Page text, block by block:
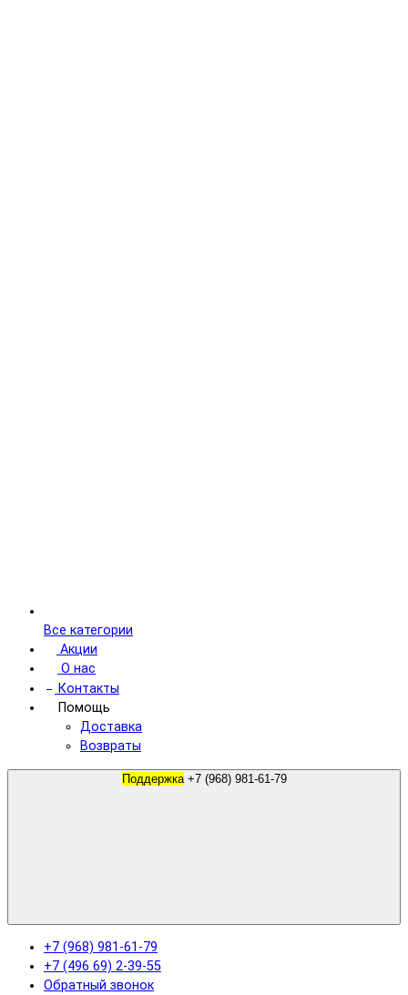
Все категории
Акции
О нас
Контакты
Помощь
Доставка
Возвраты
Поддержка +7 (968) 981-61-79
+7 (968) 981-61-79
+7 (496 69) 2-39-55
Обратный звонок